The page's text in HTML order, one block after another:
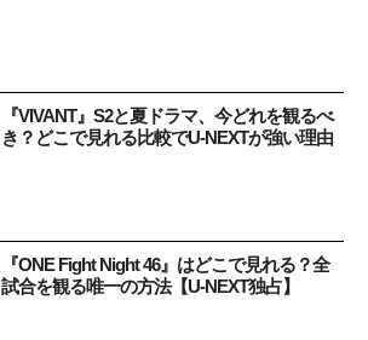
『VIVANT』S2と夏ドラマ、今どれを観るべ
き？どこで見れる比較でU-NEXTが強い理由
『ONE Fight Night 46』はどこで見れる？全
試合を観る唯一の方法【U-NEXT独占】